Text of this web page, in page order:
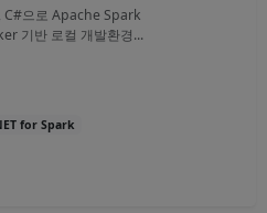
C#으로 Apache Spark
기반 로컬 개발환경...
for Spark